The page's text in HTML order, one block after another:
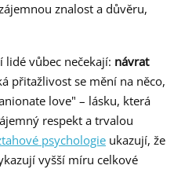
znalost a důvěru,
lidé vůbec nečekají: návrat
přitažlivost se mění na něco,
love" – lásku, která
respekt a trvalou
psychologie ukazují, že
vyšší míru celkové